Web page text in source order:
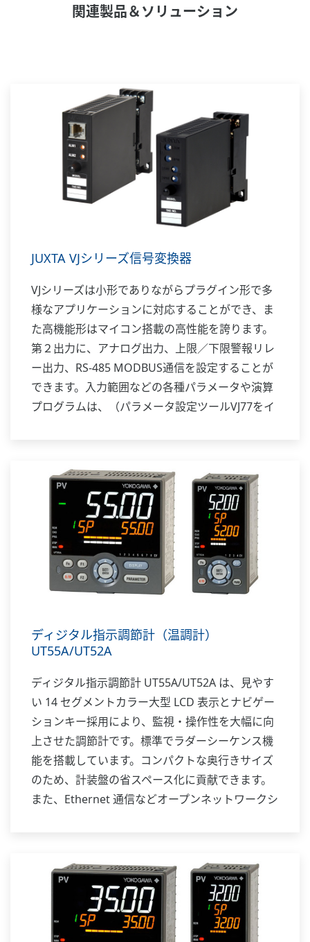
関連製品＆ソリューション
JUXTA VJシリーズ信号変換器
VJシリーズは小形でありながらプラグイン形で多
様なアプリケーションに対応することができ、ま
た高機能形はマイコン搭載の高性能を誇ります。
第２出力に、アナログ出力、上限／下限警報リレ
ー出力、RS-485 MODBUS通信を設定することが
できます。入力範囲などの各種パラメータや演算
プログラムは、（パラメータ設定ツールVJ77をイ
ディジタル指示調節計（温調計）
UT55A/UT52A
ディジタル指示調節計 UT55A/UT52A は、見やす
い 14 セグメントカラー大型 LCD 表示とナビゲー
ションキー採用により、監視・操作性を大幅に向
上させた調節計です。標準でラダーシーケンス機
能を搭載しています。コンパクトな奥行きサイズ
のため、計装盤の省スペース化に貢献できます。
また、Ethernet 通信などオープンネットワークシ